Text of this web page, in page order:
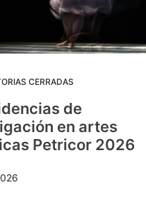
CERRADAS
de
en artes
Petricor 2026